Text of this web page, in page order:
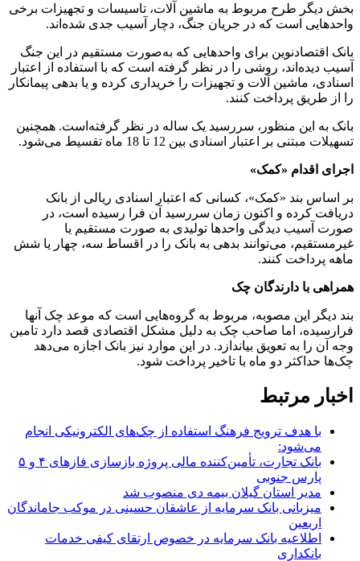
بخش دیگر طرح مربوط به ماشین آلات، تاسیسات و تجهیزات برخی
واحدهایی است که در جریان جنگ، دچار آسیب جدی شده‌اند.
بانک اقتصادنوین برای واحدهایی که به‌صورت مستقیم در این جنگ
آسیب دیده‌اند، روشی را در نظر گرفته است که با استفاده از اعتبار
اسنادی، ماشین آلات و تجهیزات را خریداری کرده و یا بدهی پیمانکار
را از طریق پرداخت کنند.
بانک به این منظور، سررسید یک ساله در نظر گرفته‌است. همچنین
تسهیلات مبتنی بر اعتبار اسنادی بین 12 تا 18 ماه تقسیط می‌شود.
اجرای اقدام «کمک»
بر اساس بند «کمک»، کسانی که اعتبار اسنادی ریالی از بانک
دریافت کرده و اکنون زمان سررسید آن فرا رسیده است، در
صورت آسیب دیدگی واحدها تولیدی به صورت مستقیم یا
غیرمستقیم، می‌توانند بدهی به بانک را در اقساط سه، چهار یا شش
ماهه پرداخت کنند.
همراهی با دارندگان چک
بند دیگر این مصوبه، مربوط به گروه‌هایی است که موعد چک آنها
فرارسیده، اما صاحب چک به دلیل مشکل اقتصادی قصد دارد تامین
وجه آن را به تعویق بیاندازد. در این موارد نیز بانک اجازه می‌دهد
چک‌ها حداکثر دو ماه با تاخیر پرداخت شود.
اخبار مرتبط
با هدف ترویج فرهنگ استفاده از چک‌های الکترونیکی انجام
می‌شود:
بانک تجارت، تأمین‌کننده مالی پروژه بازسازی فازهای ۴ و ۵
پارس جنوبی
مدیر استان گیلان بیمه دی منصوب شد
میزبانی بانک سرمایه از عاشقان حسینی در موکب جاماندگان
اربعین
اطلاعیه بانک سرمایه در خصوص ارتقای کیفی خدمات
بانکداری